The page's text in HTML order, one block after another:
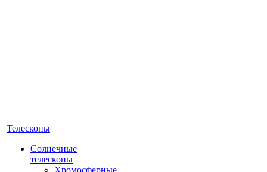
Телескопы
Солнечные
телескопы
Хромосферные